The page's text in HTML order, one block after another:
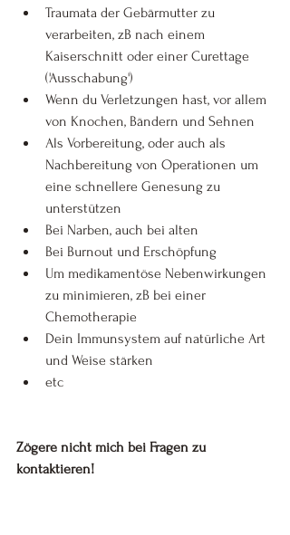
Traumata der Gebärmutter zu
verarbeiten, zB nach einem
Kaiserschnitt oder einer Curettage
('Ausschabung')
Wenn du Verletzungen hast, vor allem
von Knochen, Bändern und Sehnen
Als Vorbereitung, oder auch als
Nachbereitung von Operationen um
eine schnellere Genesung zu
unterstützen
Bei Narben, auch bei alten
Bei Burnout und Erschöpfung
Um medikamentöse Nebenwirkungen
zu minimieren, zB bei einer
Chemotherapie
Dein Immunsystem auf natürliche Art
und Weise stärken
etc
Zögere nicht mich bei Fragen zu
kontaktieren!